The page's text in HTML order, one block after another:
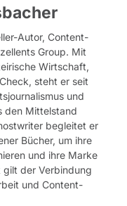
Autor, Content-
Group. Mit
Wirtschaft,
steht er seit
und
den Mittelstand
begleitet er
Bücher, um ihre
und ihre Marke
gilt der Verbindung
und Content-